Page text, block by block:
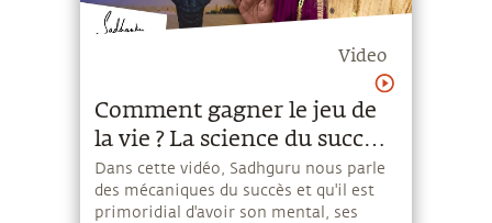
Video
Comment gagner le jeu de
la vie ? La science du succès
selon un maître yogi
Dans cette vidéo, Sadhguru nous parle
des mécaniques du succès et qu'il est
primoridial d'avoir son mental, ses